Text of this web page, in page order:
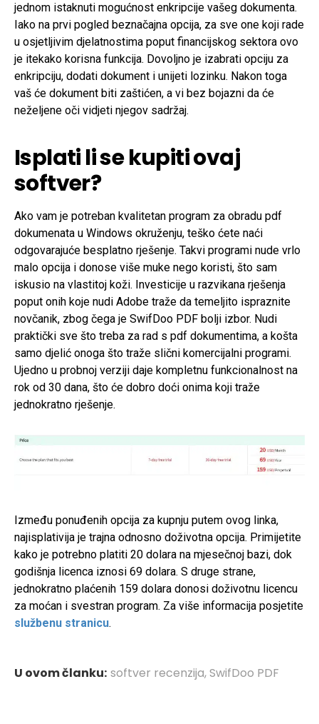
jednom istaknuti mogućnost enkripcije vašeg dokumenta.
Iako na prvi pogled beznačajna opcija, za sve one koji rade
u osjetljivim djelatnostima poput financijskog sektora ovo
je itekako korisna funkcija. Dovoljno je izabrati opciju za
enkripciju, dodati dokument i unijeti lozinku. Nakon toga
vaš će dokument biti zaštićen, a vi bez bojazni da će
neželjene oči vidjeti njegov sadržaj.
Isplati li se kupiti ovaj
softver?
Ako vam je potreban kvalitetan program za obradu pdf
dokumenata u Windows okruženju, teško ćete naći
odgovarajuće besplatno rješenje. Takvi programi nude vrlo
malo opcija i donose više muke nego koristi, što sam
iskusio na vlastitoj koži. Investicije u razvikana rješenja
poput onih koje nudi Adobe traže da temeljito ispraznite
novčanik, zbog čega je SwifDoo PDF bolji izbor. Nudi
praktički sve što treba za rad s pdf dokumentima, a košta
samo djelić onoga što traže slični komercijalni programi.
Ujedno u probnoj verziji daje kompletnu funkcionalnost na
rok od 30 dana, što će dobro doći onima koji traže
jednokratno rješenje.
Između ponuđenih opcija za kupnju putem ovog linka,
najisplativija je trajna odnosno doživotna opcija. Primijetite
kako je potrebno platiti 20 dolara na mjesečnoj bazi, dok
godišnja licenca iznosi 69 dolara. S druge strane,
jednokratno plaćenih 159 dolara donosi doživotnu licencu
za moćan i svestran program. Za više informacija posjetite
službenu stranicu.
U ovom članku: softver recenzija,SwifDoo PDF